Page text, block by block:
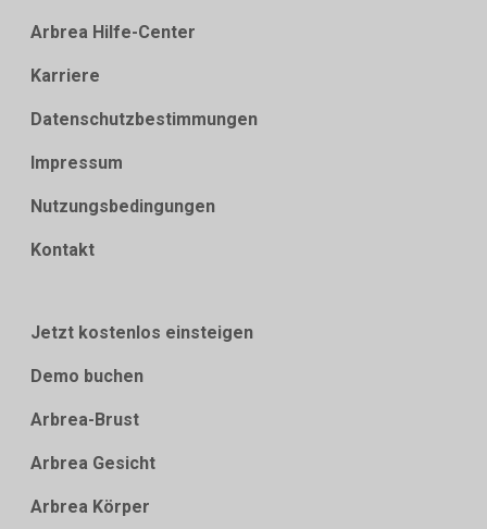
Arbrea Hilfe-Center
Karriere
Datenschutzbestimmungen
Impressum
Nutzungsbedingungen
Kontakt
Jetzt kostenlos einsteigen
Demo buchen
Arbrea-Brust
Arbrea Gesicht
Arbrea Körper